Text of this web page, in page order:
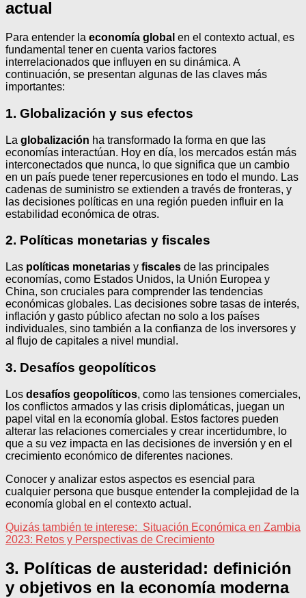
actual
Para entender la economía global en el contexto actual, es
fundamental tener en cuenta varios factores
interrelacionados que influyen en su dinámica. A
continuación, se presentan algunas de las claves más
importantes:
1. Globalización y sus efectos
La globalización ha transformado la forma en que las
economías interactúan. Hoy en día, los mercados están más
interconectados que nunca, lo que significa que un cambio
en un país puede tener repercusiones en todo el mundo. Las
cadenas de suministro se extienden a través de fronteras, y
las decisiones políticas en una región pueden influir en la
estabilidad económica de otras.
2. Políticas monetarias y fiscales
Las políticas monetarias y fiscales de las principales
economías, como Estados Unidos, la Unión Europea y
China, son cruciales para comprender las tendencias
económicas globales. Las decisiones sobre tasas de interés,
inflación y gasto público afectan no solo a los países
individuales, sino también a la confianza de los inversores y
al flujo de capitales a nivel mundial.
3. Desafíos geopolíticos
Los desafíos geopolíticos, como las tensiones comerciales,
los conflictos armados y las crisis diplomáticas, juegan un
papel vital en la economía global. Estos factores pueden
alterar las relaciones comerciales y crear incertidumbre, lo
que a su vez impacta en las decisiones de inversión y en el
crecimiento económico de diferentes naciones.
Conocer y analizar estos aspectos es esencial para
cualquier persona que busque entender la complejidad de la
economía global en el contexto actual.
Quizás también te interese: Situación Económica en Zambia
2023: Retos y Perspectivas de Crecimiento
3. Políticas de austeridad: definición
y objetivos en la economía moderna